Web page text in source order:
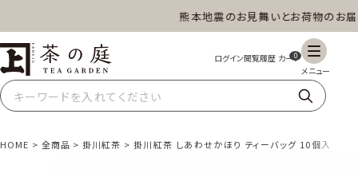
熊本地震のお見舞いとお荷物のお届け
茶の庭オンラインショップ 0
HOME 全商品 掛川紅茶 掛川紅茶 しあわせかほり ティーバッグ 10個入